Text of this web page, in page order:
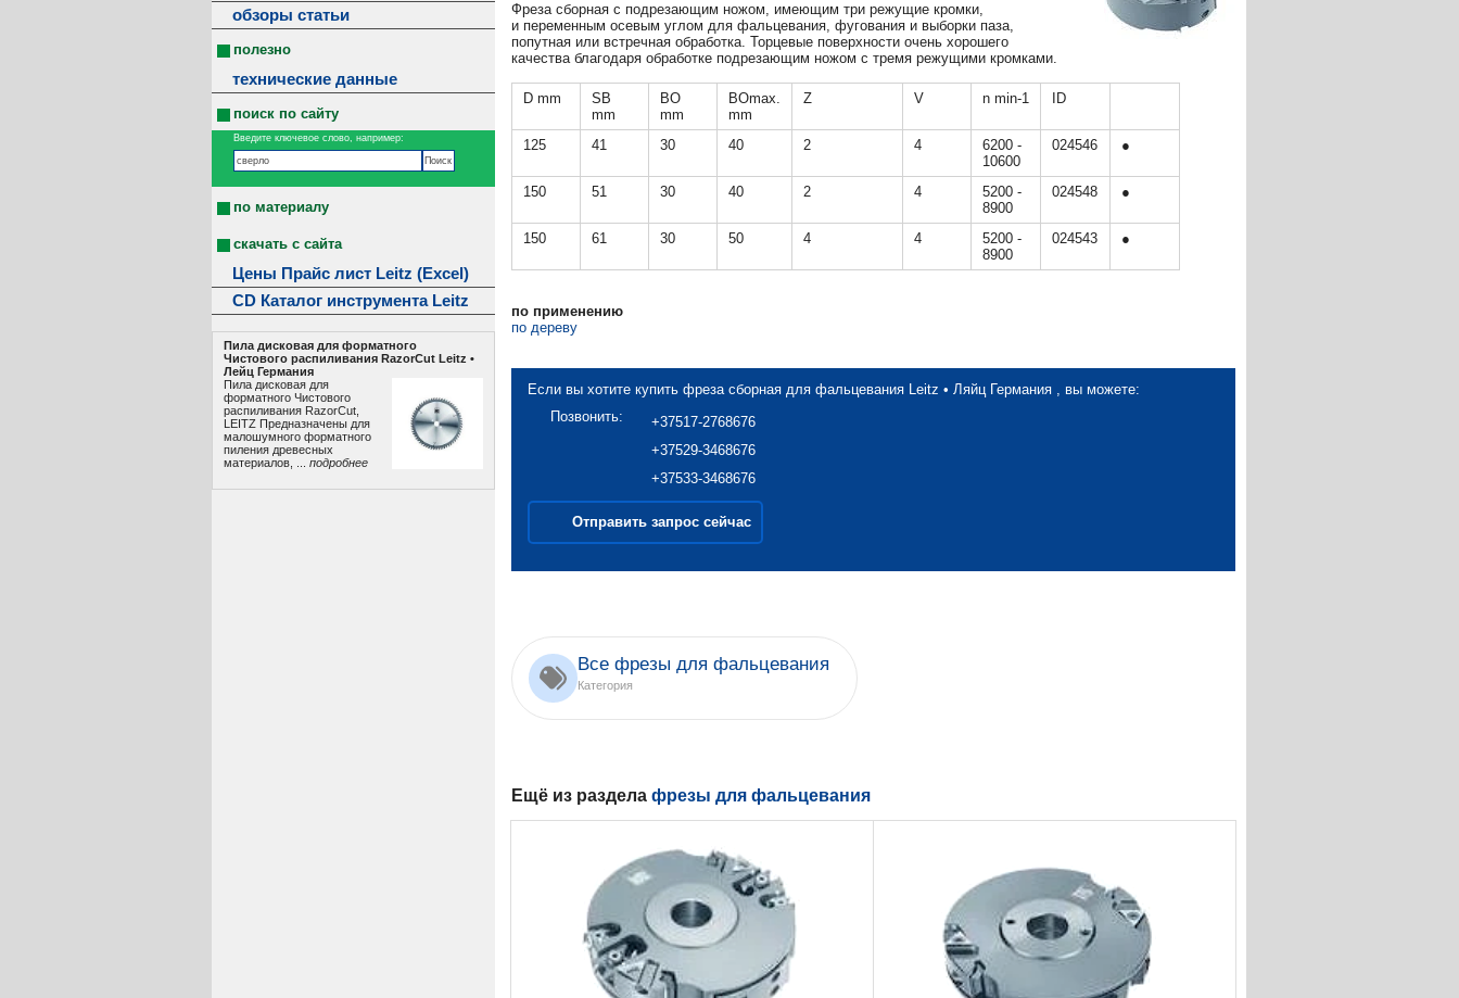
обзоры статьи
полезно
технические данные
поиск по сайту
Введите ключевое слово, например:
по материалу
скачать с сайта
Цены Прайс лист Leitz (Excel)
CD Каталог инструмента Leitz
Пила дисковая для форматного
Чистового распиливания RazorCut Leitz •
Лeйц Германия
Пила дисковая для
форматного Чистового
распиливания RazorCut,
LEITZ Предназначены для
малошумного форматного
пиления древесных
материалов, ... подробнее
Фреза сборная с подрезающим ножом, имеющим три режущие кромки,
и переменным осевым углом для фальцевания, фугования и выборки паза,
попутная или встречная обработка. Торцевые поверхности очень хорошего
качества благодаря обработке подрезающим ножом с тремя режущими кромками.
D mm
SB
mm
BO
mm
BOmax.
mm
Z V n min-1 ID
125 41 30 40 2 4
6200 -
10600
024546 ●
150 51 30 40 2 4
5200 -
8900
024548 ●
150 61 30 50 4 4
5200 -
8900
024543 ●
по применению
по дереву
Если вы хотите купить фреза сборная для фальцевания Leitz • Ляйц Германия , вы можете:
Позвонить:
+37517-2768676
+37529-3468676
+37533-3468676
Отправить запрос сейчас
Все фрезы для фальцевания
Категория
Ещё из раздела фрезы для фальцевания